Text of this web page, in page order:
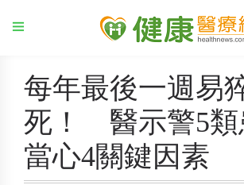
每年最後一週易
死！ 醫示警5類
當心4關鍵因素